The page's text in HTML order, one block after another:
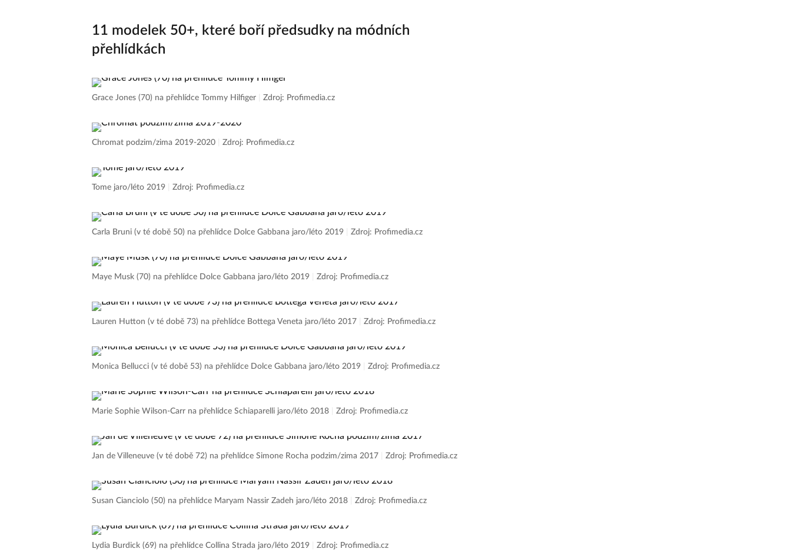
11 modelek 50+, které boří předsudky na módních
přehlídkách
Grace Jones (70) na přehlídce Tommy Hilfiger Zdroj: Profimedia.cz
Chromat podzim/zima 2019-2020 Zdroj: Profimedia.cz
Tome jaro/léto 2019 Zdroj: Profimedia.cz
Carla Bruni (v té době 50) na přehlídce Dolce Gabbana jaro/léto 2019 Zdroj: Profimedia.cz
Maye Musk (70) na přehlídce Dolce Gabbana jaro/léto 2019 Zdroj: Profimedia.cz
Lauren Hutton (v té době 73) na přehlídce Bottega Veneta jaro/léto 2017 Zdroj: Profimedia.cz
Monica Bellucci (v té době 53) na přehlídce Dolce Gabbana jaro/léto 2019 Zdroj: Profimedia.cz
Marie Sophie Wilson-Carr na přehlídce Schiaparelli jaro/léto 2018 Zdroj: Profimedia.cz
Jan de Villeneuve (v té době 72) na přehlídce Simone Rocha podzim/zima 2017 Zdroj: Profimedia.cz
Susan Cianciolo (50) na přehlídce Maryam Nassir Zadeh jaro/léto 2018 Zdroj: Profimedia.cz
Lydia Burdick (69) na přehlídce Collina Strada jaro/léto 2019 Zdroj: Profimedia.cz